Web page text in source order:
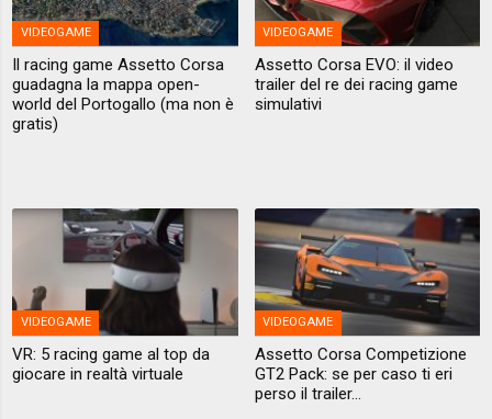
VIDEOGAME
Il racing game Assetto Corsa
guadagna la mappa open-
world del Portogallo (ma non è
gratis)
VIDEOGAME
Assetto Corsa EVO: il video
trailer del re dei racing game
simulativi
VIDEOGAME
VR: 5 racing game al top da
giocare in realtà virtuale
VIDEOGAME
Assetto Corsa Competizione
GT2 Pack: se per caso ti eri
perso il trailer...